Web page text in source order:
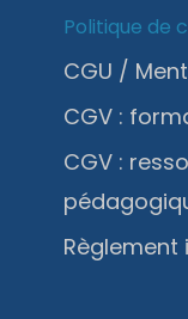
Politique de
CGU /
CGV :
CGV :
Règlement